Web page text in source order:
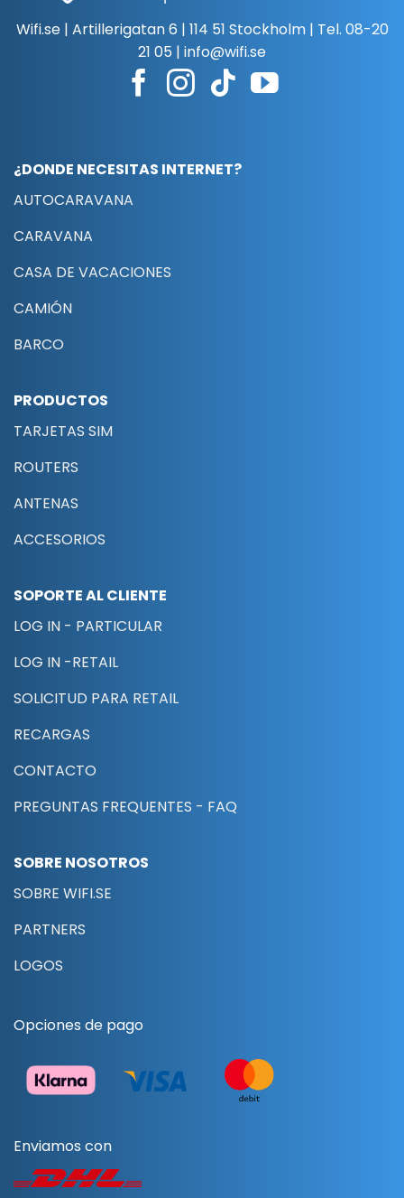
Wifi.se | Artillerigatan 6 | 114 51 Stockholm | Tel. 08-20
21 05 | info@wifi.se
¿DONDE NECESITAS INTERNET?
AUTOCARAVANA
CARAVANA
CASA DE VACACIONES
CAMIÓN
BARCO
PRODUCTOS
TARJETAS SIM
ROUTERS
ANTENAS
ACCESORIOS
SOPORTE AL CLIENTE
LOG IN - PARTICULAR
LOG IN -RETAIL
SOLICITUD PARA RETAIL
RECARGAS
CONTACTO
PREGUNTAS FREQUENTES - FAQ
SOBRE NOSOTROS
SOBRE WIFI.SE
PARTNERS
LOGOS
Opciones de pago
Enviamos con